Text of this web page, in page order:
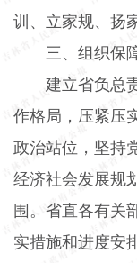
训、立家规、扬
三、组织保
建立省负总
作格局，压紧压
政治站位，坚持
经济社会发展规
围。省直各有关
实措施和进度安